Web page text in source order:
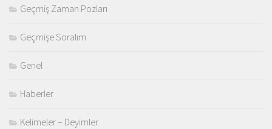
Geçmiş Zaman Pozları
Geçmişe Soralım
Genel
Haberler
Kelimeler – Deyimler